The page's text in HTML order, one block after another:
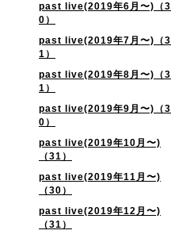
past live(2019年6月〜)（3
0）
past live(2019年7月〜)（3
1）
past live(2019年8月〜)（3
1）
past live(2019年9月〜)（3
0）
past live(2019年10月〜)
（31）
past live(2019年11月〜)
（30）
past live(2019年12月〜)
（31）